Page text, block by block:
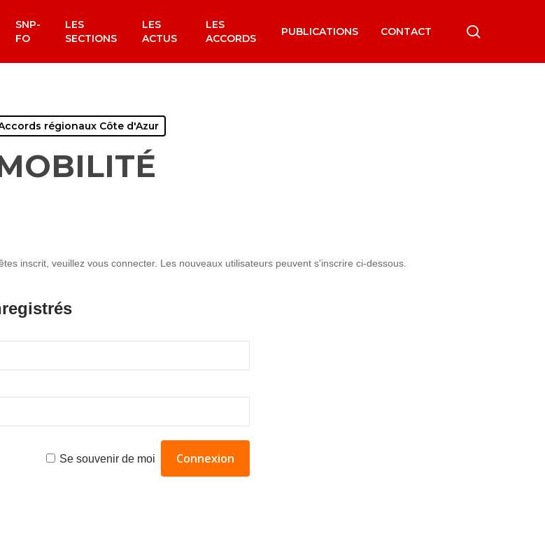
SNP-
FO
LES
SECTIONS
LES
ACTUS
LES
ACCORDS
PUBLICATIONS CONTACT
régionaux Côte d'Azur
inscrit, veuillez vous connecter. Les nouveaux utilisateurs peuvent s'inscrire ci-dessous.
Se souvenir de moi